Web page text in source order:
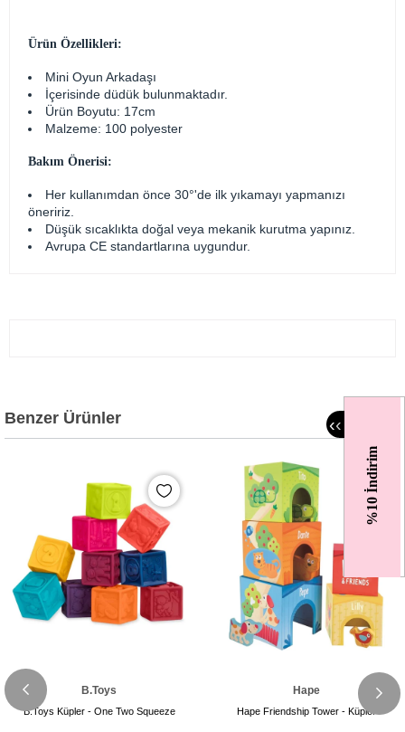
%10 İndirim
‹‹
Ürün Özellikleri:
Mini Oyun Arkadaşı
İçerisinde düdük bulunmaktadır.
Ürün Boyutu: 17cm
Malzeme: 100 polyester
Bakım Önerisi:
Her kullanımdan önce 30°'de ilk yıkamayı yapmanızı
öneririz.
Düşük sıcaklıkta doğal veya mekanik kurutma yapınız.
Avrupa CE standartlarına uygundur.
Benzer Ürünler
B.Toys
B.Toys Küpler - One Two Squeeze
Hape
Hape Friendship Tower - Küpler